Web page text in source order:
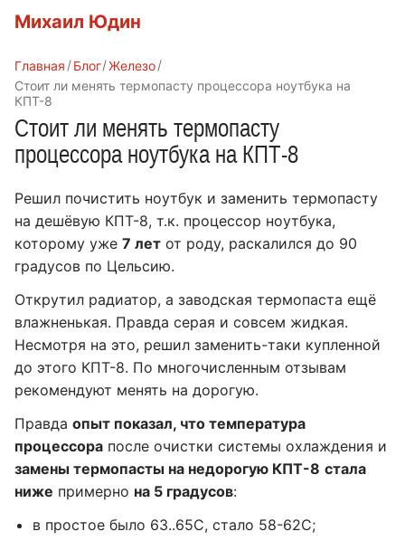
Михаил Юдин
Главная Блог Железо
Стоит ли менять термопасту процессора ноутбука на
КПТ-8
Стоит ли менять термопасту
процессора ноутбука на КПТ-8
Решил почистить ноутбук и заменить термопасту
на дешёвую КПТ-8, т.к. процессор ноутбука,
которому уже 7 лет от роду, раскалился до 90
градусов по Цельсию.
Открутил радиатор, а заводская термопаста ещё
влажненькая. Правда серая и совсем жидкая.
Несмотря на это, решил заменить-таки купленной
до этого КПТ-8. По многочисленным отзывам
рекомендуют менять на дорогую.
Правда опыт показал, что температура
процессора после очистки системы охлаждения и
замены термопасты на недорогую КПТ-8 стала
ниже примерно на 5 градусов:
в простое было 63..65C, стало 58-62C;